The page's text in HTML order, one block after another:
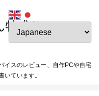
特盛り
イスのレビュー、自作PCや自宅
いています。